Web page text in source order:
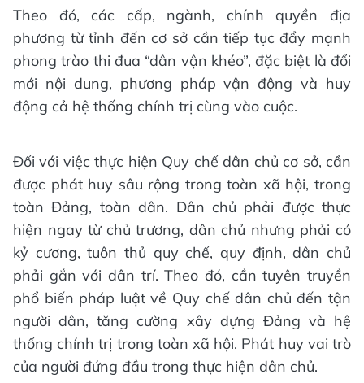
Theo đó, các cấp, ngành, chính quyền địa
phương từ tỉnh đến cơ sở cần tiếp tục đẩy mạnh
phong trào thi đua “dân vận khéo”, đặc biệt là đổi
mới nội dung, phương pháp vận động và huy
động cả hệ thống chính trị cùng vào cuộc.
Đối với việc thực hiện Quy chế dân chủ cơ sở, cần
được phát huy sâu rộng trong toàn xã hội, trong
toàn Đảng, toàn dân. Dân chủ phải được thực
hiện ngay từ chủ trương, dân chủ nhưng phải có
kỷ cương, tuôn thủ quy chế, quy định, dân chủ
phải gắn với dân trí. Theo đó, cần tuyên truyền
phổ biến pháp luật về Quy chế dân chủ đến tận
người dân, tăng cường xây dựng Đảng và hệ
thống chính trị trong toàn xã hội. Phát huy vai trò
của người đứng đầu trong thực hiện dân chủ.